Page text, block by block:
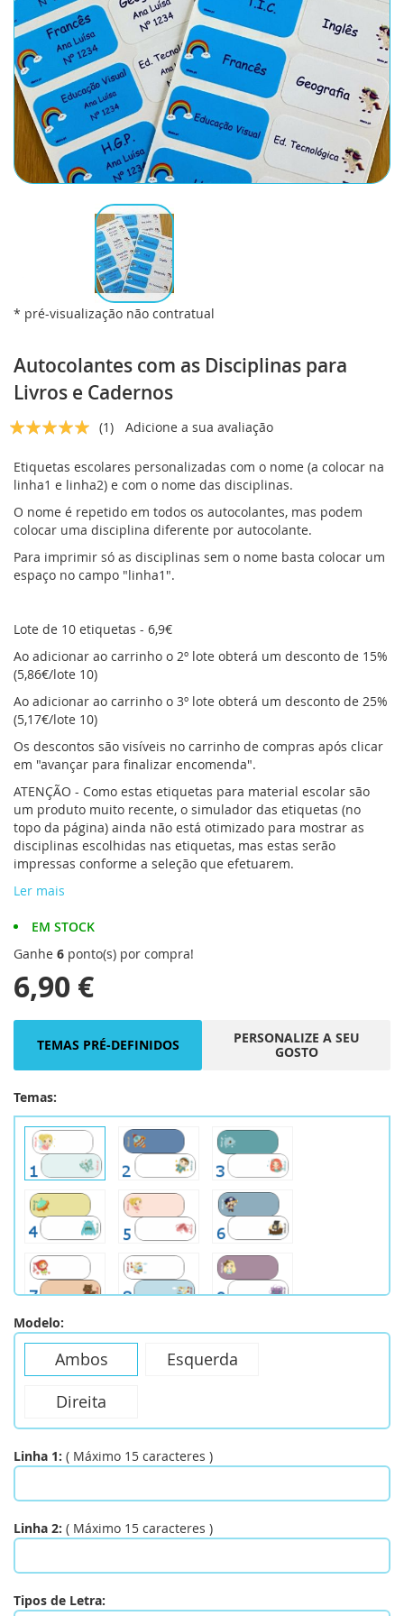
* pré-visualização não contratual
para
o
início
Galeria
imagens
Autocolantes com as Disciplinas para
Livros e Cadernos
Classificação:
(1) Adicione a sua avaliação
Etiquetas escolares personalizadas com o nome (a colocar na
linha1 e linha2) e com o nome das disciplinas.
O nome é repetido em todos os autocolantes, mas podem
colocar uma disciplina diferente por autocolante.
Para imprimir só as disciplinas sem o nome basta colocar um
espaço no campo "linha1".
Lote de 10 etiquetas - 6,9€
Ao adicionar ao carrinho o 2º lote obterá um desconto de 15%
(5,86€/lote 10)
Ao adicionar ao carrinho o 3º lote obterá um desconto de 25%
(5,17€/lote 10)
Os descontos são visíveis no carrinho de compras após clicar
em "avançar para finalizar encomenda".
ATENÇÃO - Como estas etiquetas para material escolar são
um produto muito recente, o simulador das etiquetas (no
topo da página) ainda não está otimizado para mostrar as
disciplinas escolhidas nas etiquetas, mas estas serão
impressas conforme a seleção que efetuarem.
Ler mais
EM STOCK
Ganhe 6 ponto(s) por compra!
6,90 €
TEMAS PRÉ-DEFINIDOS
PERSONALIZE A SEU
GOSTO
Temas:
Modelo:
Ambos
Esquerda
Direita
Linha 1: ( Máximo 15 caracteres )
Linha 2: ( Máximo 15 caracteres )
Tipos de Letra: